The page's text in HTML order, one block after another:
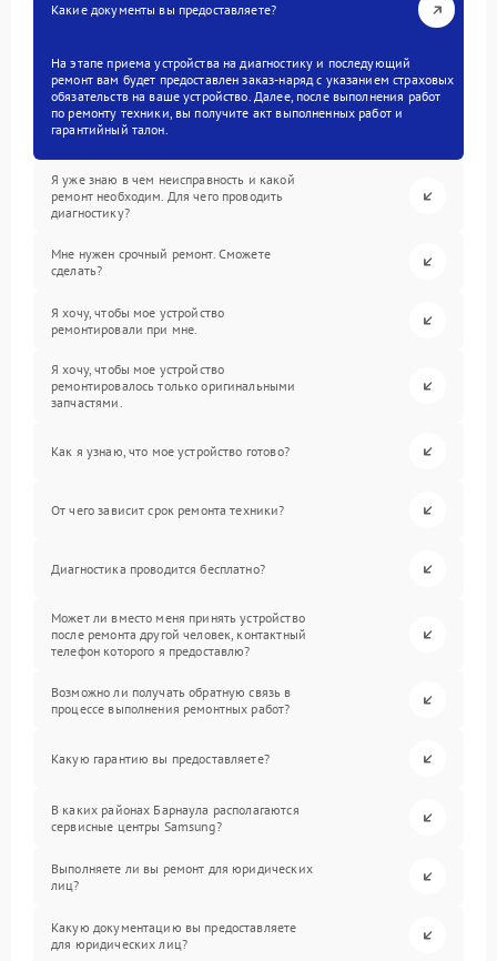
Какие документы вы предоставляете?
На этапе приема устройства на диагностику и последующий
ремонт вам будет предоставлен заказ-наряд с указанием страховых
обязательств на ваше устройство. Далее, после выполнения работ
по ремонту техники, вы получите акт выполненных работ и
гарантийный талон.
Я уже знаю в чем неисправность и какой
ремонт необходим. Для чего проводить
диагностику?
Мне нужен срочный ремонт. Сможете
сделать?
Я хочу, чтобы мое устройство
ремонтировали при мне.
Я хочу, чтобы мое устройство
ремонтировалось только оригинальными
запчастями.
Как я узнаю, что мое устройство готово?
От чего зависит срок ремонта техники?
Диагностика проводится бесплатно?
Может ли вместо меня принять устройство
после ремонта другой человек, контактный
телефон которого я предоставлю?
Возможно ли получать обратную связь в
процессе выполнения ремонтных работ?
Какую гарантию вы предоставляете?
В каких районах Барнаула располагаются
сервисные центры Samsung?
Выполняете ли вы ремонт для юридических
лиц?
Какую документацию вы предоставляете
для юридических лиц?